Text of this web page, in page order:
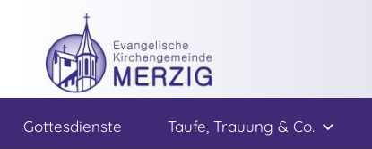
springen
Ev.
Gottesdienste Taufe, Trauung & Co.